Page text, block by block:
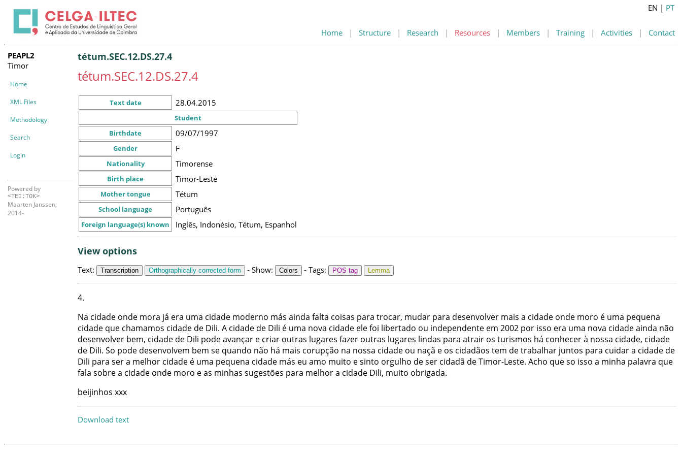
Home | Structure | Research | Resources | Members | Training | Activities | Contact
EN | PT
PEAPL2
Timor
Home
XML Files
Methodology
Search
Login
Powered by
<TEI:TOK>
Maarten Janssen,
2014-
tétum.SEC.12.DS.27.4
tétum.SEC.12.DS.27.4
Text date 28.04.2015
Student
Birthdate
09/07/1997
Gender F
Nationality Timorense
Birth place Timor-Leste
Mother tongue Tétum
School language Português
Foreign language(s) known Inglês, Indonésio, Tétum, Espanhol
View options
Text: Transcription Orthographically corrected form - Show: Colors - Tags: POS tag Lemma
4.
Na cidade onde mora já era uma cidade moderno más ainda falta coisas para trocar, mudar para desenvolver mais a cidade onde moro é uma pequena
cidade que chamamos cidade de Dili. A cidade de Dili é uma nova cidade elefoi libertado ou independente em 2002 por isso era uma nova cidadeainda não
desenvolver bem, cidade de Dili podeavançar e criar outras lugares fazer outras lugares lindas para atrair os turismos há conhecerà nossa cidade, cidade
de Dili. So pode desenvolvem bem se quando não há mais corupção na nossa cidade ou naçã e os cidadãos tem detrabalhar juntos para cuidara cidade de
Dili para sera melhor cidade é uma pequena cidade más eu amo muito esinto orgulho deser cidadã deTimor-Leste. Acho queso isso a minha palavra que
fala sobrea cidade onde moro eas minhas sugestões para melhora cidade Dili, muito obrigada.
beijinhos xxx
Download text